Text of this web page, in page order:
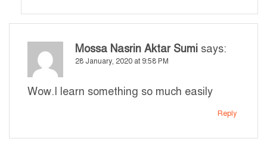
Mossa Nasrin Aktar Sumi says:
28 January, 2020 at 9:58 PM
Wow.I learn something so much easily
Reply